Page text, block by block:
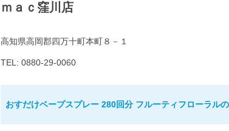
ｍａｃ窪川店
高知県高岡郡四万十町本町８－１
TEL: 0880-29-0060
おすだけベープスプレー 280回分 フルーティフローラル